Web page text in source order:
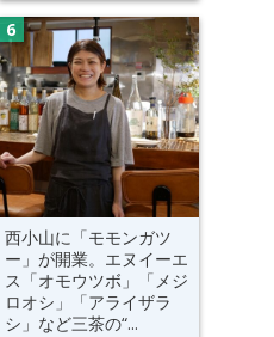
西小山に「モモンガツ
ー」が開業。エヌイーエ
ス「オモウツボ」「メジ
ロオシ」「アライザラ
シ」など三茶の“...